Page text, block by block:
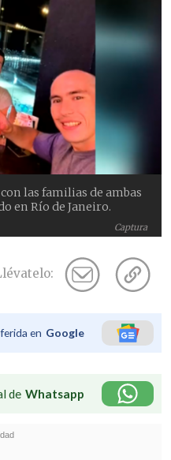
Captura
las familias de ambas
en Río de Janeiro.
en Google
de Whatsapp